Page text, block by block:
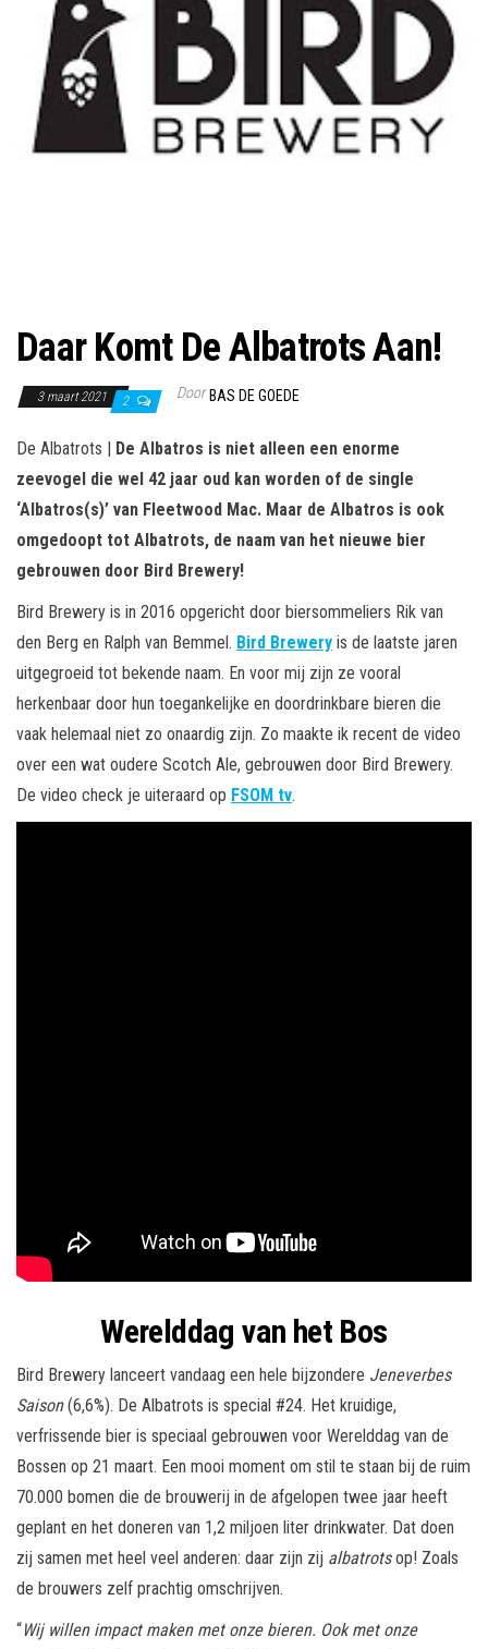
Daar Komt De Albatrots Aan!
3 maart 2021 2 Door BAS DE GOEDE
De Albatrots | De Albatros is niet alleen een enorme
zeevogel die wel 42 jaar oud kan worden of de single
‘Albatros(s)’ van Fleetwood Mac. Maar de Albatros is ook
omgedoopt tot Albatrots, de naam van het nieuwe bier
gebrouwen door Bird Brewery!
Bird Brewery is in 2016 opgericht door biersommeliers Rik van
den Berg en Ralph van Bemmel. Bird Brewery is de laatste jaren
uitgegroeid tot bekende naam. En voor mij zijn ze vooral
herkenbaar door hun toegankelijke en doordrinkbare bieren die
vaak helemaal niet zo onaardig zijn. Zo maakte ik recent de video
over een wat oudere Scotch Ale, gebrouwen door Bird Brewery.
De video check je uiteraard op FSOM tv.
Werelddag van het Bos
Bird Brewery lanceert vandaag een hele bijzondere Jeneverbes
Saison(6,6%). De Albatrots is special #24. Het kruidige,
verfrissende bier is speciaal gebrouwen voor Werelddag van de
Bossen op 21 maart. Een mooi moment om stil te staan bij de ruim
70.000 bomen die de brouwerij in de afgelopen twee jaar heeft
geplant en het doneren van 1,2 miljoen liter drinkwater. Dat doen
zij samen met heel veel anderen: daar zijn zij albatrotsop! Zoals
de brouwers zelf prachtig omschrijven.
“Wij willen impact maken met onze bieren. Ook met onze